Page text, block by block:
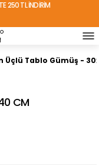
250 TL İNDİRİM
KARGO!
Üçlü Tablo Gümüş -
CM